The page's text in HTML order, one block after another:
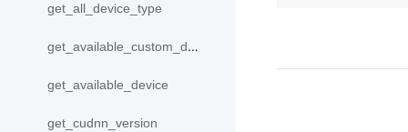
get_all_device_type
get_available_custom_device
get_available_device
get_cudnn_version